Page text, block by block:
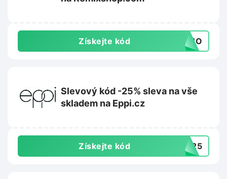
Získejte kód FOMO
Slevový kód -25% sleva na vše
skladem na Eppi.cz
Získejte kód UN25